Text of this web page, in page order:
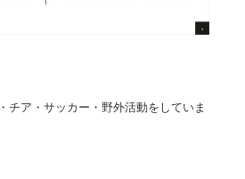
チア・サッカー・野外活動をしていま